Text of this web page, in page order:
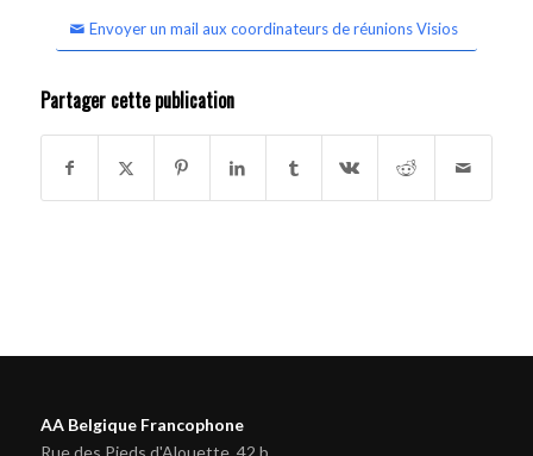
Envoyer un mail aux coordinateurs de réunions Visios
Partager cette publication
AA Belgique Francophone
Rue des Pieds d'Alouette, 42 b